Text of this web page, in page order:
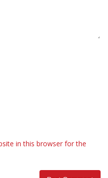
in this browser for the